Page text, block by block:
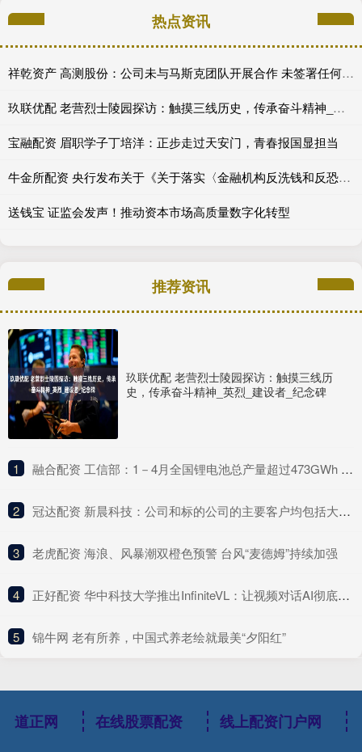
热点资讯
祥乾资产 高测股份：公司未与马斯克团队开展合作 未签署任何框架性协议或正式协议
玖联优配 老营烈士陵园探访：触摸三线历史，传承奋斗精神_英烈_建设者_纪念碑
宝融配资 眉职学子丁培洋：正步走过天安门，青春报国显担当
牛金所配资 央行发布关于《关于落实〈金融机构反洗钱和反恐怖融资监督管理办法〉有关事项的通知》公开征求意见的反馈
送钱宝 证监会发声！推动资本市场高质量数字化转型
推荐资讯
玖联优配 老营烈士陵园探访：触摸三线历
史，传承奋斗精神_英烈_建设者_纪念碑
1 ​融合配资 工信部：1－4月全国锂电池总产量超过473GWh 同比增长68%
2 ​冠达配资 新晨科技：公司和标的公司的主要客户均包括大型金融机构
3 ​老虎配资 海浪、风暴潮双橙色预警 台风“麦德姆”持续加强
4 ​正好配资 华中科技大学推出InfiniteVL：让视频对话AI彻底摆脱“健忘症”，实现24FPS实时处理的无限输入模型
5 ​锦牛网 老有所养，中国式养老绘就最美“夕阳红”
道正网 在线股票配资 线上配资门户网